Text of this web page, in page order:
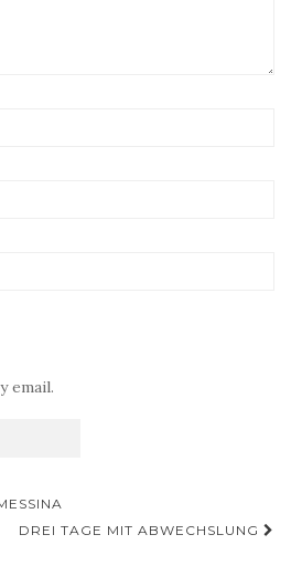
email.
DREI TAGE MIT ABWECHSLUNG